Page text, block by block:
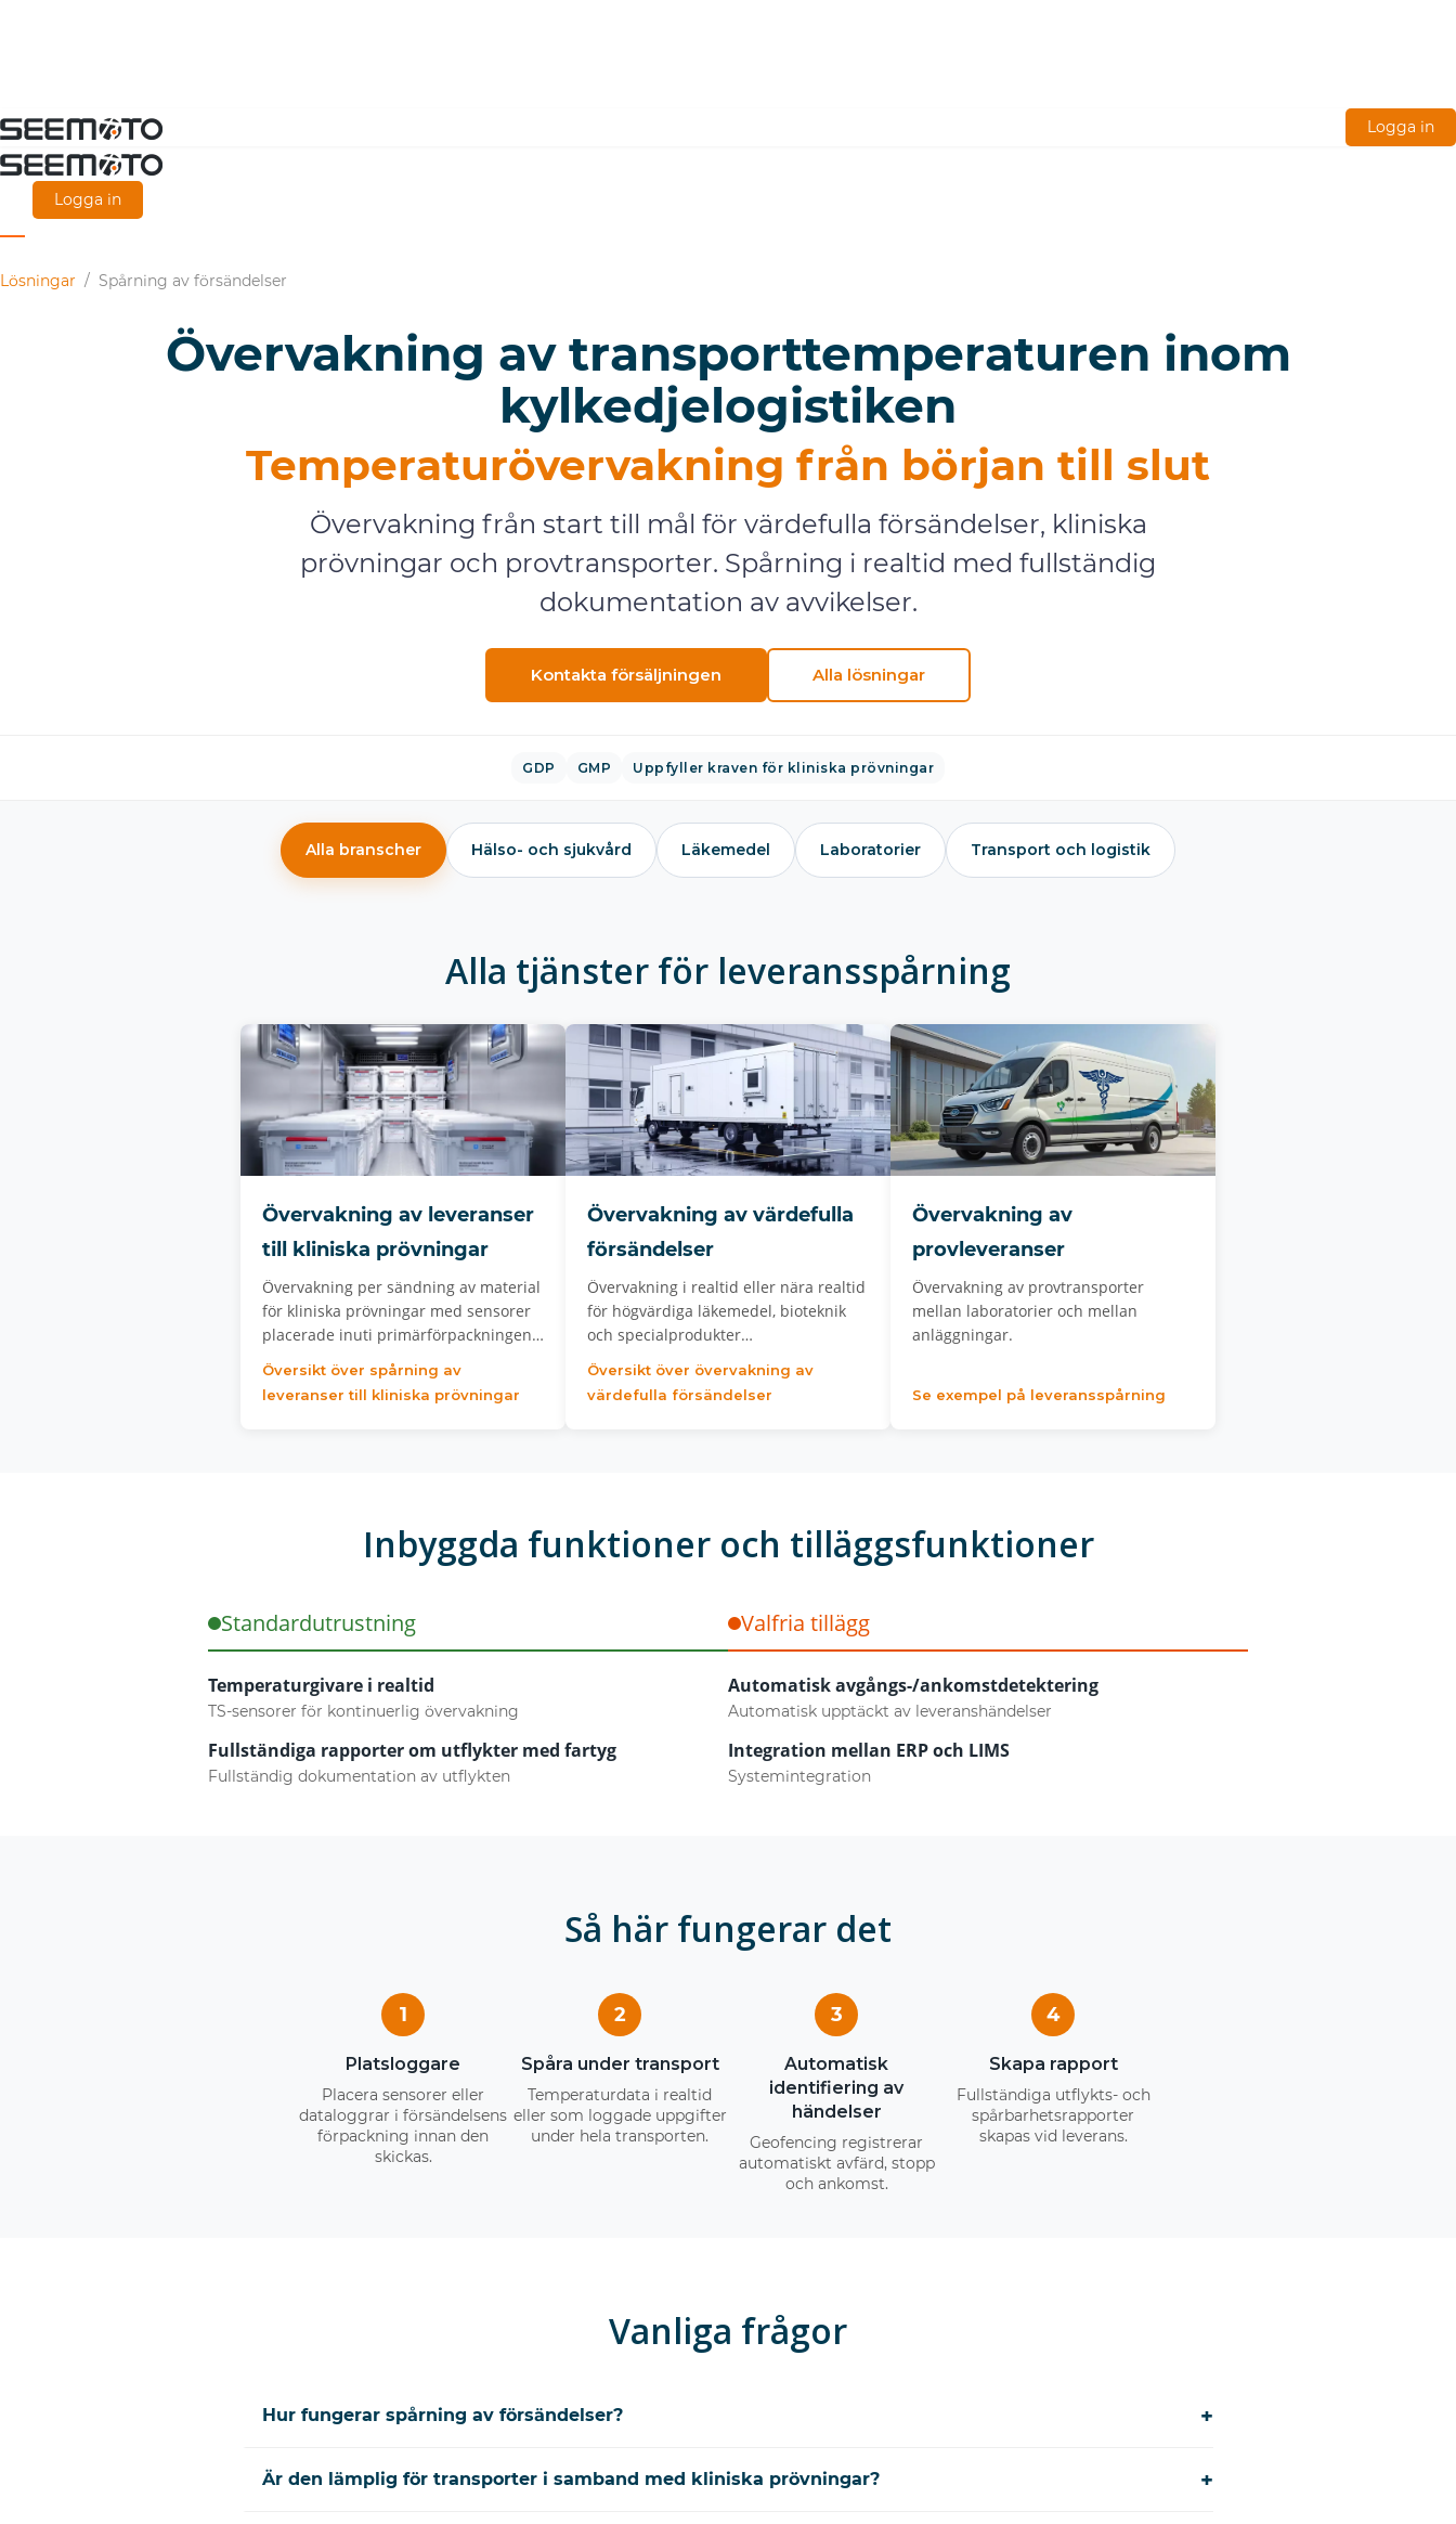
Gå
direkt
huvudinnehållet
Logga in
Logga in
Lösningar / Spårning av försändelser
Övervakning av transporttemperaturen inom
kylkedjelogistiken
Temperaturövervakning från början till slut
Övervakning från start till mål för värdefulla försändelser, kliniska
prövningar och provtransporter. Spårning i realtid med fullständig
dokumentation av avvikelser.
Kontakta försäljningen Alla lösningar
GDP GMP Uppfyller kraven för kliniska prövningar
Alla branscher Hälso- och sjukvård Läkemedel Laboratorier Transport och logistik
Alla tjänster för leveransspårning
Övervakning av leveranser
till kliniska prövningar
Övervakning per sändning av material
för kliniska prövningar med sensorer
placerade inuti primärförpackningen…
Översikt över spårning av
leveranser till kliniska prövningar
Övervakning av värdefulla
försändelser
Övervakning i realtid eller nära realtid
för högvärdiga läkemedel, bioteknik
och specialprodukter…
Översikt över övervakning av
värdefulla försändelser
Övervakning av
provleveranser
Övervakning av provtransporter
mellan laboratorier och mellan
anläggningar.
Se exempel på leveransspårning
Inbyggda funktioner och tilläggsfunktioner
Standardutrustning
Temperaturgivare i realtid
TS-sensorer för kontinuerlig övervakning
Fullständiga rapporter om utflykter med fartyg
Fullständig dokumentation av utflykten
Valfria tillägg
Automatisk avgångs-/ankomstdetektering
Automatisk upptäckt av leveranshändelser
Integration mellan ERP och LIMS
Systemintegration
Så här fungerar det
1
Platsloggare
Placera sensorer eller
dataloggrar i försändelsens
förpackning innan den
skickas.
2
Spåra under transport
Temperaturdata i realtid
eller som loggade uppgifter
under hela transporten.
3
Automatisk
identifiering av
händelser
Geofencing registrerar
automatiskt avfärd, stopp
och ankomst.
4
Skapa rapport
Fullständiga utflykts- och
spårbarhetsrapporter
skapas vid leverans.
Vanliga frågor
Hur fungerar spårning av försändelser? +
Är den lämplig för transporter i samband med kliniska prövningar? +